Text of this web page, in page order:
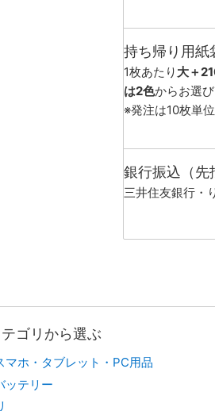
持ち帰り用紙
1枚あたり 大＋
は2色からお選び
※発注は10枚単
銀行振込（先
三井住友銀行・
ゴリから選ぶ
マホ・タブレット・PC用品
ッテリー